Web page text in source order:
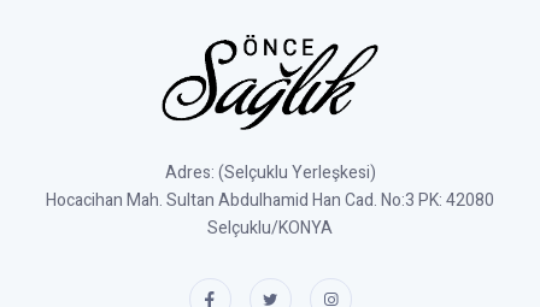
Adres: (Selçuklu Yerleşkesi)
Hocacihan Mah. Sultan Abdulhamid Han Cad. No:3 PK: 42080
Selçuklu/KONYA